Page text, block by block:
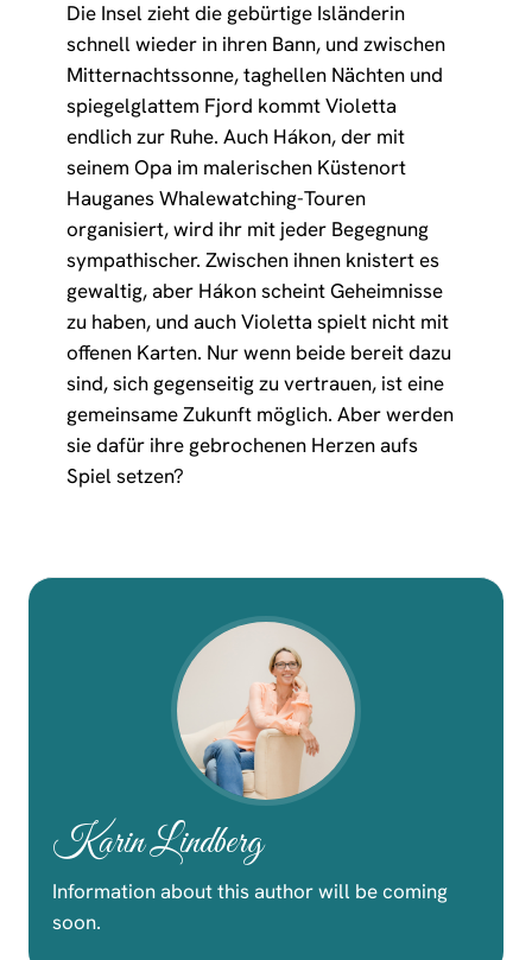
Die Insel zieht die gebürtige Isländerin
schnell wieder in ihren Bann, und zwischen
Mitternachtssonne, taghellen Nächten und
spiegelglattem Fjord kommt Violetta
endlich zur Ruhe. Auch Hákon, der mit
seinem Opa im malerischen Küstenort
Hauganes Whalewatching-Touren
organisiert, wird ihr mit jeder Begegnung
sympathischer. Zwischen ihnen knistert es
gewaltig, aber Hákon scheint Geheimnisse
zu haben, und auch Violetta spielt nicht mit
offenen Karten. Nur wenn beide bereit dazu
sind, sich gegenseitig zu vertrauen, ist eine
gemeinsame Zukunft möglich. Aber werden
sie dafür ihre gebrochenen Herzen aufs
Spiel setzen?
Karin Lindberg
Information about this author will be coming
soon.